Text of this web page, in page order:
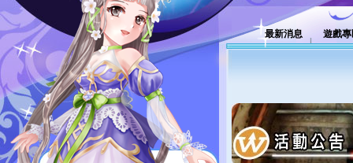
最新消息 遊戲